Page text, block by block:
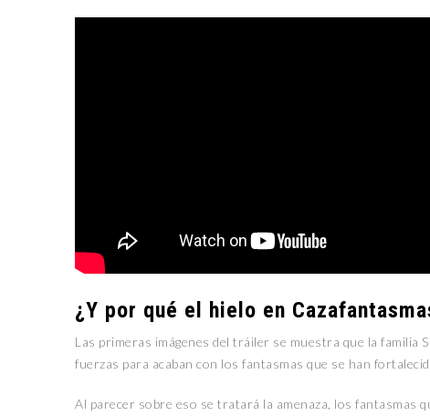
¿Y por qué el hielo en
Las primeras imágenes del tráiler se muestra que la familia
fuerzas para acaban con los fantasmas que se han
Al parecer sobre eso se tratará la amenaza, los fantasmas